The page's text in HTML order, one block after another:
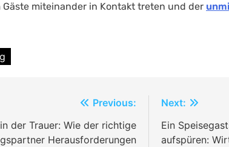
Gäste miteinander in Kontakt treten und der
Previous:
der Trauer: Wie der richtige
Herausforderungen
Next:
Ein
aufspüren: